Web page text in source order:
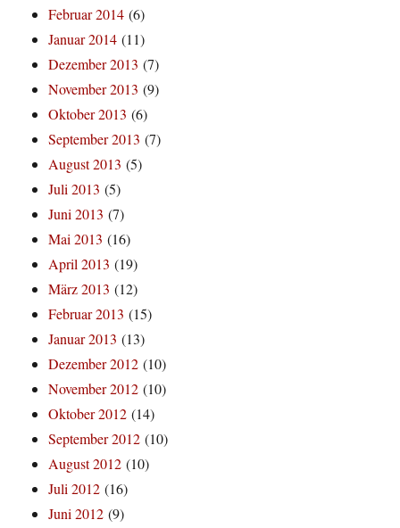
Februar 2014 (6)
Januar 2014 (11)
Dezember 2013 (7)
November 2013 (9)
Oktober 2013 (6)
September 2013 (7)
August 2013 (5)
Juli 2013 (5)
Juni 2013 (7)
Mai 2013 (16)
April 2013 (19)
März 2013 (12)
Februar 2013 (15)
Januar 2013 (13)
Dezember 2012 (10)
November 2012 (10)
Oktober 2012 (14)
September 2012 (10)
August 2012 (10)
Juli 2012 (16)
Juni 2012 (9)